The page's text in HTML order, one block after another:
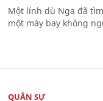
Một lính dù Nga đã
một máy bay không
QUÂN SỰ